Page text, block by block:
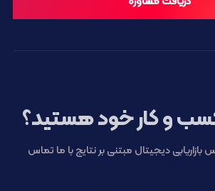
و کار خود هستید؟
بازاریابی دیجیتال مبتنی بر نتایج با ما تماس